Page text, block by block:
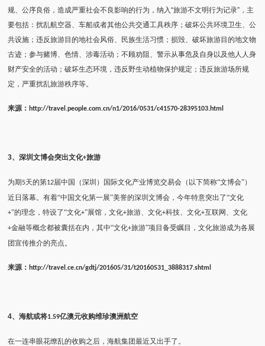
规、公序良俗，造成严重社会不良影响的行为，纳入“旅游不文明行为记录”，主
要包括：扰乱航空器、车船或者其他公共交通工具秩序；破坏公共环境卫生、公
共设施；违反旅游目的地社会风俗、民族生活习惯；损毁、破坏旅游目的地文物
古迹；参与赌博、色情、涉毒活动；不顾劝阻、警示从事危及自身以及他人人身
财产安全的活动；破坏生态环境，违反野生动植物保护规定；违反旅游场所规
定，严重扰乱旅游秩序等。
来源：http://travel.people.com.cn/n1/2016/0531/c41570-28395103.html
3、深圳文博会突出文化+旅游
为期5天的第12届中国（深圳）国际文化产业博览交易会（以下简称“文博会”）
近日落幕。有着“中国文化第一展”美誉的深圳文博会，今年特意突出了“文化
+”的理念，特设了“文化+”展馆，文化+旅游、文化+科技、文化+互联网、文化
+金融等概念都被囊括在内，其中“文化+旅游”项目备受瞩目，文化旅游成为各展
团宣传推介的亮点。
来源：http://travel.ce.cn/gdtj/201605/31/t20160531_3888317.shtml
4、海航或将1.59亿澳元收购维珍澳洲航空
在一连串眼花缭乱的收购之后，海航集团最近又出手了。